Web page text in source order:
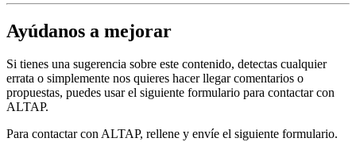
Ayúdanos a mejorar
Si tienes una sugerencia sobre este contenido, detectas cualquier
errata o simplemente nos quieres hacer llegar comentarios o
propuestas, puedes usar el siguiente formulario para contactar con
ALTAP.
Para contactar con ALTAP, rellene y envíe el siguiente formulario.